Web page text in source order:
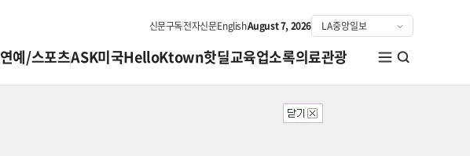
신문구독전자신문EnglishAugust 7, 2026
연예/스포츠ASK미국HelloKtown핫딜교육업소록의료관광